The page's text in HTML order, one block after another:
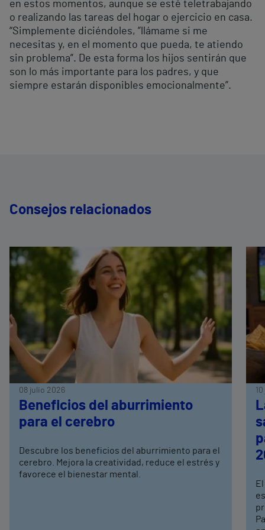
en estos momentos, aunque se esté teletrabajando
o realizando las tareas del hogar o ejercicio en casa.
“Simplemente diciéndoles, ”llámame si me
necesitas y, en el momento que pueda, te atiendo
sin problema”. De esta forma los hijos sentirán que
son lo más importante para los padres, y que
siempre estarán disponibles emocionalmente”.
Consejos relacionados
08 julio 2026
Beneficios del aburrimiento
para el cerebro
Descubre los beneficios del aburrimiento para el
cerebro. Mejora la creatividad, reduce el estrés y
favorece el bienestar mental.